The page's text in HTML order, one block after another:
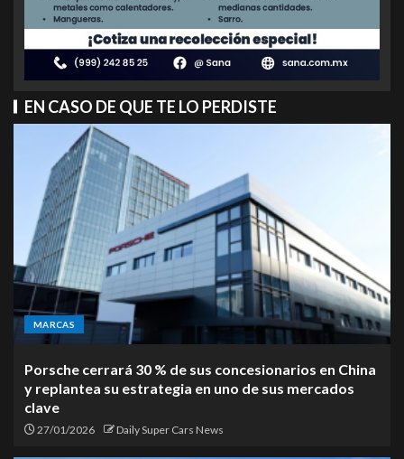
EN CASO DE QUE TE LO PERDISTE
MARCAS
Porsche cerrará 30 % de sus concesionarios en China
y replantea su estrategia en uno de sus mercados
clave
27/01/2026 Daily Super Cars News